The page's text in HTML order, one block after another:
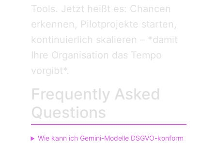
Tools. Jetzt heißt es: Chancen
erkennen, Pilotprojekte starten,
kontinuierlich skalieren – *damit
Ihre Organisation das Tempo
vorgibt*.
Frequently Asked
Questions
Wie kann ich Gemini-Modelle DSGVO-konform